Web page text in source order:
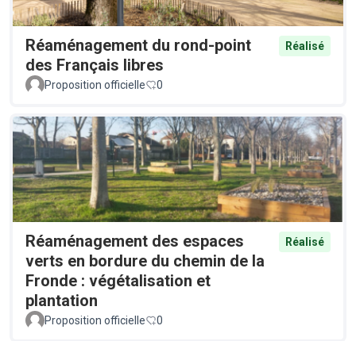
Réaménagement du rond-point
des Français libres
Réalisé
Proposition officielle 0
Réaménagement des espaces
verts en bordure du chemin de la
Fronde : végétalisation et
plantation
Réalisé
Proposition officielle 0